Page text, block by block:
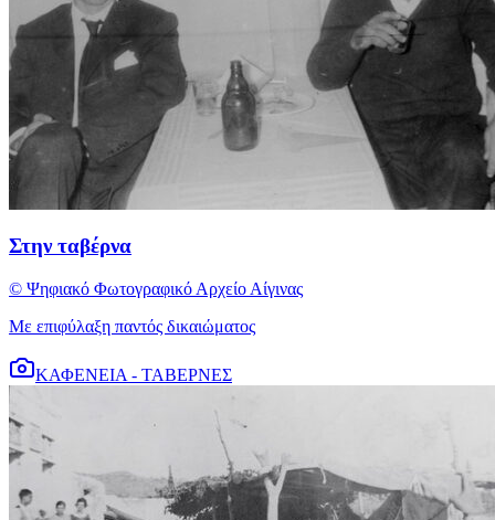
Στην ταβέρνα
© Ψηφιακό Φωτογραφικό Αρχείο Αίγινας
Με επιφύλαξη παντός δικαιώματος
ΚΑΦΕΝΕΙΑ - ΤΑΒΕΡΝΕΣ